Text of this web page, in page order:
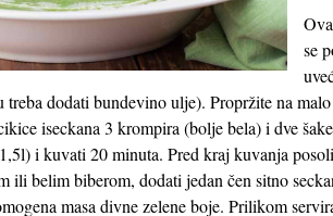
se
treba dodati bundevino ulje). Propržite na
iseckana 3 krompira (bolje bela) i dve
i kuvati 20 minuta. Pred kraj kuvanja
ili belim biberom, dodati jedan čen sitno
masa divne zelene boje. Prilikom